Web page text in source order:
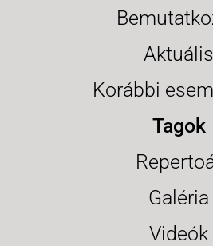
Aktuális
Korábbi
Tagok
Galéria
Videók